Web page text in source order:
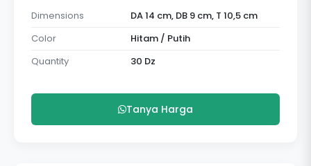
Dimensions
DA 14 cm, DB 9 cm, T 10,5 cm
Color
Hitam / Putih
Quantity
30 Dz
Tanya Harga